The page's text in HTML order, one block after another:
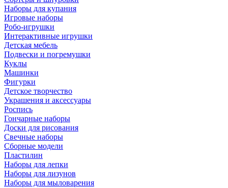
Наборы для купания
Игровые наборы
Робо-игрушки
Интерактивные игрушки
Детская мебель
Подвески и погремушки
Куклы
Машинки
Фигурки
Детское творчество
Украшения и аксессуары
Роспись
Гончарные наборы
Доски для рисования
Свечные наборы
Сборные модели
Пластилин
Наборы для лепки
Наборы для лизунов
Наборы для мыловарения